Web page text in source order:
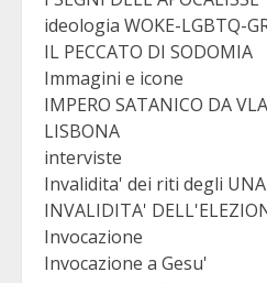
ideologia WOKE-LGBTQ-
IL PECCATO DI SODOMIA
Immagini e icone
IMPERO SATANICO DA
LISBONA
interviste
Invalidita' dei riti degli UNA
INVALIDITA'
Invocazione
Invocazione a Gesu'